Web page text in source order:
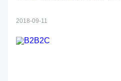
2018-09-11